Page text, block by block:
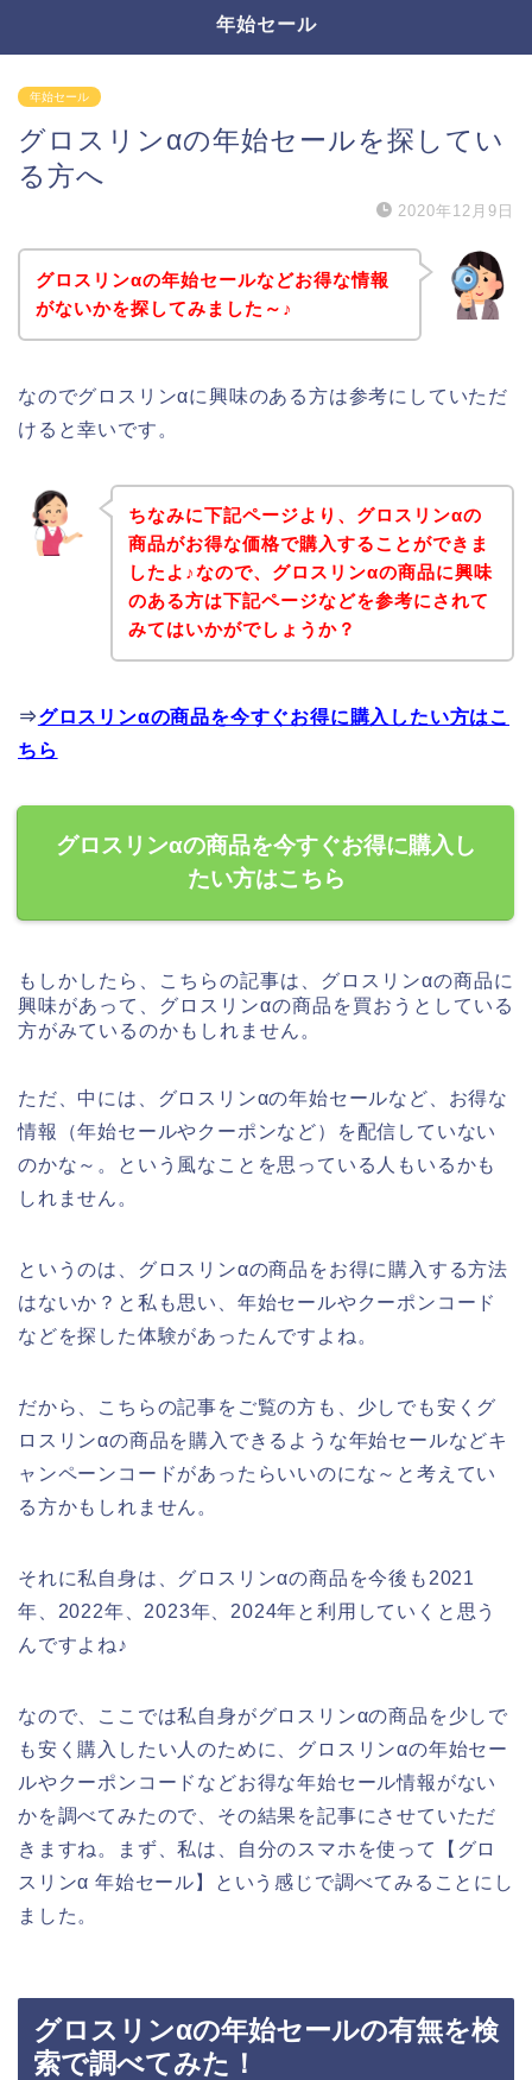
年始セール
年始セール
グロスリンαの年始セールを探してい
る方へ
2020年12月9日
グロスリンαの年始セールなどお得な情報
がないかを探してみました～♪
なのでグロスリンαに興味のある方は参考にしていただ
けると幸いです。
ちなみに下記ページより、グロスリンαの
商品がお得な価格で購入することができま
したよ♪なので、グロスリンαの商品に興味
のある方は下記ページなどを参考にされて
みてはいかがでしょうか？
⇒グロスリンαの商品を今すぐお得に購入したい方はこ
ちら
グロスリンαの商品を今すぐお得に購入し
たい方はこちら
もしかしたら、こちらの記事は、グロスリンαの商品に
興味があって、グロスリンαの商品を買おうとしている
方がみているのかもしれません。
ただ、中には、グロスリンαの年始セールなど、お得な
情報（年始セールやクーポンなど）を配信していない
のかな～。という風なことを思っている人もいるかも
しれません。
というのは、グロスリンαの商品をお得に購入する方法
はないか？と私も思い、年始セールやクーポンコード
などを探した体験があったんですよね。
だから、こちらの記事をご覧の方も、少しでも安くグ
ロスリンαの商品を購入できるような年始セールなどキ
ャンペーンコードがあったらいいのにな～と考えてい
る方かもしれません。
それに私自身は、グロスリンαの商品を今後も2021
年、2022年、2023年、2024年と利用していくと思う
んですよね♪
なので、ここでは私自身がグロスリンαの商品を少しで
も安く購入したい人のために、グロスリンαの年始セー
ルやクーポンコードなどお得な年始セール情報がない
かを調べてみたので、その結果を記事にさせていただ
きますね。まず、私は、自分のスマホを使って【グロ
スリンα 年始セール】という感じで調べてみることにし
ました。
グロスリンαの年始セールの有無を検
索で調べてみた！